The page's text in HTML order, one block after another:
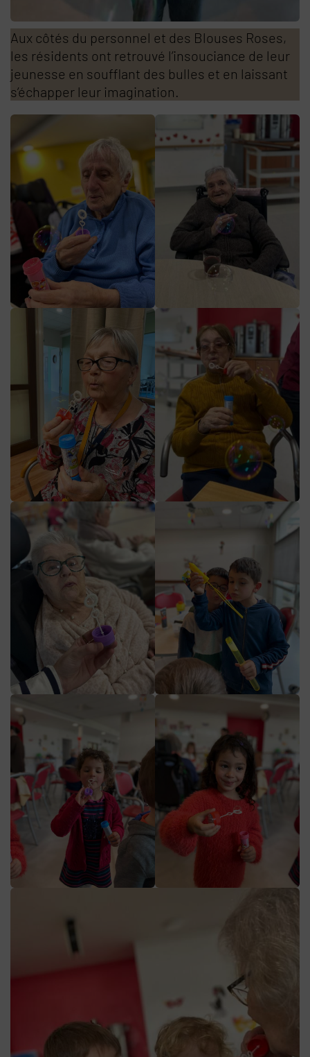
Aux côtés du personnel et des Blouses Roses,
les résidents ont retrouvé l’insouciance de leur
jeunesse en soufflant des bulles et en laissant
s’échapper leur imagination.